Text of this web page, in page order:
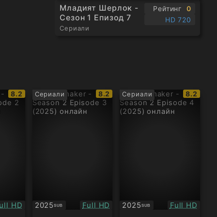
Младият Шерлок -
Сезон 1 Епизод 7
Сериали
Рейтинг
0
HD 720
IMDb
рейтинг:
8.2
HD
Сериали
IMDb
рейтинг:
8.2
2025SUB
Субтитри Качество:
Full HD
Сериали
IMDb
8.2
2025SUB
Субтитри Качество:
Full HD